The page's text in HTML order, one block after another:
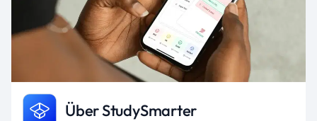
Über StudySmarter